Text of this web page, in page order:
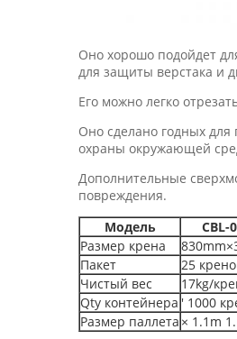
Оно хорошо подойдет
для защиты верстака и
Его можно легко
Оно сделано годных
охраны окружающей
Дополнительные
повреждения.
Модель
CBL-
Размер крена
Пакет
25
Чистый вес
17kg/
Qty контейнера ′ 1000
Размер паллета × 1.1m